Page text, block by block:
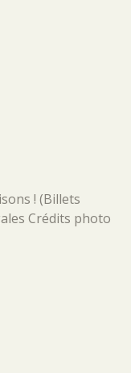
! (Billets
Crédits photo